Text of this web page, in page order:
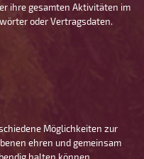
ihre gesamten Aktivitäten im
oder Vertragsdaten.
Möglichkeiten zur
ehren und gemeinsam